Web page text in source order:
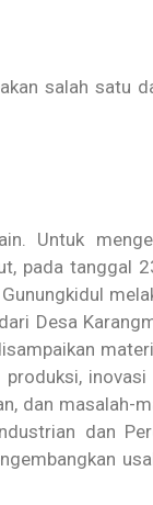
salah satu
Untuk
pada tanggal
Desa
dan masalah-
dan